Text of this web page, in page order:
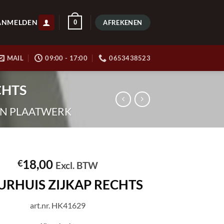
0 AFREKENEN
MAIL 09:00 - 17:00 0653438523
PLAATWERK
€18,00 Excl. BTW
ZIJKAP RECHTS
art.nr. HK41629